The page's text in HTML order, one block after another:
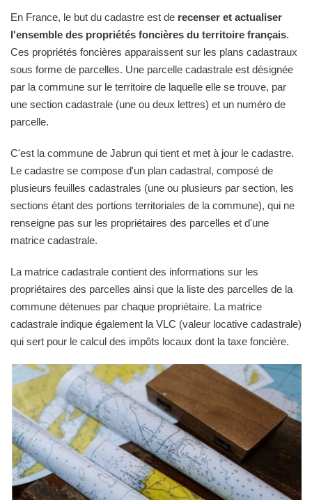
En France, le but du cadastre est de recenser et actualiser
l'ensemble des propriétés foncières du territoire français.
Ces propriétés foncières apparaissent sur les plans cadastraux
sous forme de parcelles. Une parcelle cadastrale est désignée
par la commune sur le territoire de laquelle elle se trouve, par
une section cadastrale (une ou deux lettres) et un numéro de
parcelle.
C'est la commune de Jabrun qui tient et met à jour le cadastre.
Le cadastre se compose d'un plan cadastral, composé de
plusieurs feuilles cadastrales (une ou plusieurs par section, les
sections étant des portions territoriales de la commune), qui ne
renseigne pas sur les propriétaires des parcelles et d'une
matrice cadastrale.
La matrice cadastrale contient des informations sur les
propriétaires des parcelles ainsi que la liste des parcelles de la
commune détenues par chaque propriétaire. La matrice
cadastrale indique également la VLC (valeur locative cadastrale)
qui sert pour le calcul des impôts locaux dont la taxe foncière.